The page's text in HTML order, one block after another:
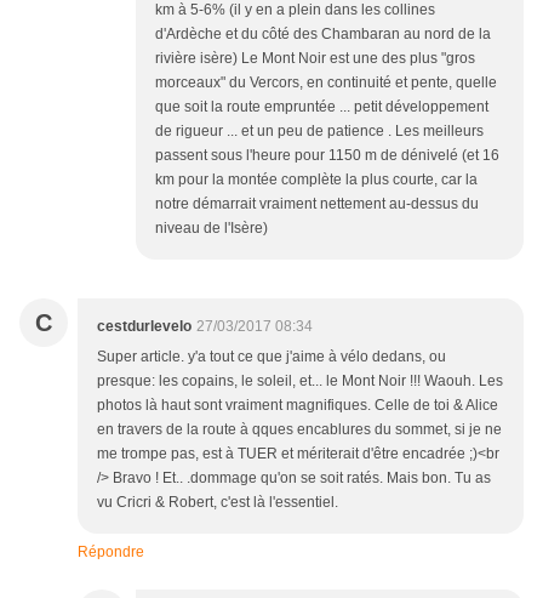
km à 5-6% (il y en a plein dans les collines
d'Ardèche et du côté des Chambaran au nord de la
rivière isère) Le Mont Noir est une des plus "gros
morceaux" du Vercors, en continuité et pente, quelle
que soit la route empruntée ... petit développement
de rigueur ... et un peu de patience . Les meilleurs
passent sous l'heure pour 1150 m de dénivelé (et 16
km pour la montée complète la plus courte, car la
notre démarrait vraiment nettement au-dessus du
niveau de l'Isère)
C cestdurlevelo 27/03/2017 08:34
Super article. y'a tout ce que j'aime à vélo dedans, ou
presque: les copains, le soleil, et... le Mont Noir !!! Waouh. Les
photos là haut sont vraiment magnifiques. Celle de toi & Alice
en travers de la route à qques encablures du sommet, si je ne
me trompe pas, est à TUER et mériterait d'être encadrée ;)<br
/> Bravo ! Et.. .dommage qu'on se soit ratés. Mais bon. Tu as
vu Cricri & Robert, c'est là l'essentiel.
Répondre